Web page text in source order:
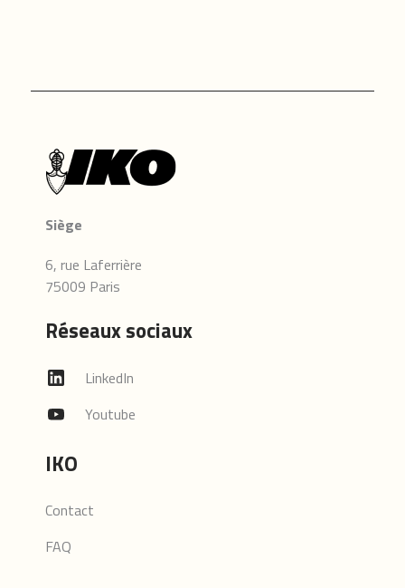
Siège
6, rue Laferrière
75009 Paris
Réseaux sociaux
LinkedIn
Youtube
IKO
Contact
FAQ